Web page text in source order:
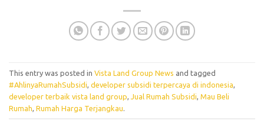
This entry was posted in Vista Land Group News and tagged
#AhlinyaRumahSubsidi developer subsidi terpercaya di indonesia
developer terbaik vista land group
Jual Rumah Subsidi Mau Beli
Rumah Rumah Harga Terjangkau